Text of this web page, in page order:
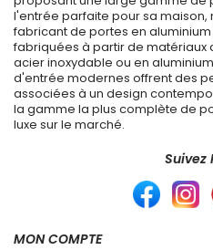
l'entrée parfaite pour sa maison,
fabricant de portes en
fabriquées à partir de matériaux
acier inoxydable ou en
d'entrée modernes offrent des
associées à un design
la gamme la plus complète de
luxe sur le marché.
Suivez
MON COMPTE